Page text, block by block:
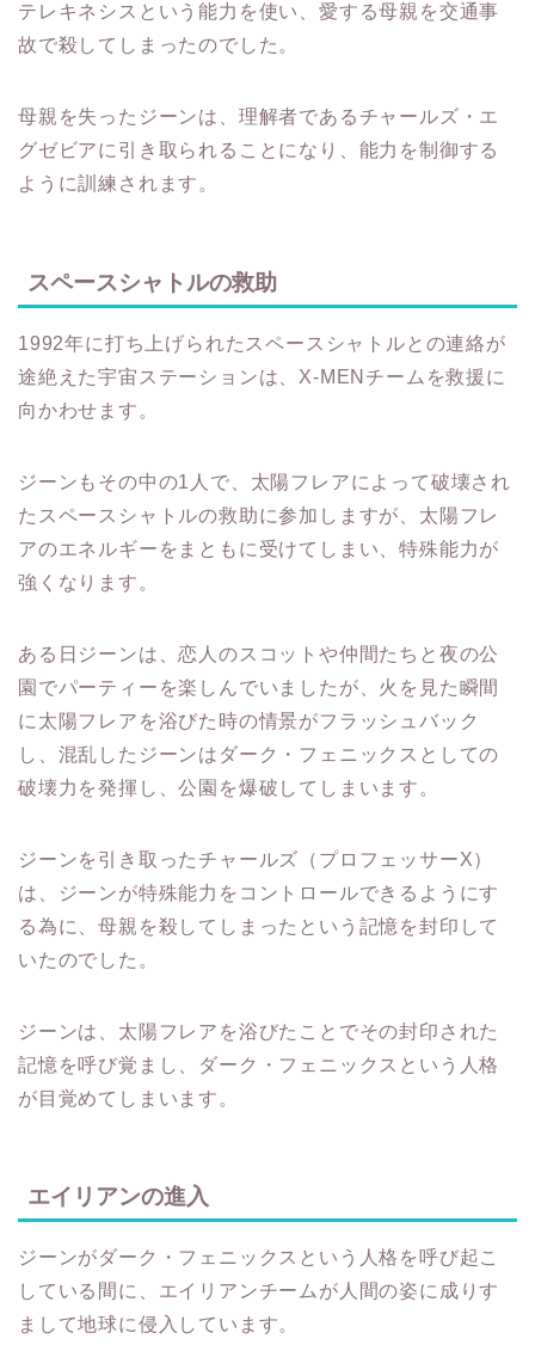
テレキネシスという能力を使い、愛する母親を交通事
故で殺してしまったのでした。
母親を失ったジーンは、理解者であるチャールズ・エ
グゼビアに引き取られることになり、能力を制御する
ように訓練されます。
スペースシャトルの救助
1992年に打ち上げられたスペースシャトルとの連絡が
途絶えた宇宙ステーションは、X-MENチームを救援に
向かわせます。
ジーンもその中の1人で、太陽フレアによって破壊され
たスペースシャトルの救助に参加しますが、太陽フレ
アのエネルギーをまともに受けてしまい、特殊能力が
強くなります。
ある日ジーンは、恋人のスコットや仲間たちと夜の公
園でパーティーを楽しんでいましたが、火を見た瞬間
に太陽フレアを浴びた時の情景がフラッシュバック
し、混乱したジーンはダーク・フェニックスとしての
破壊力を発揮し、公園を爆破してしまいます。
ジーンを引き取ったチャールズ（プロフェッサーX）
は、ジーンが特殊能力をコントロールできるようにす
る為に、母親を殺してしまったという記憶を封印して
いたのでした。
ジーンは、太陽フレアを浴びたことでその封印された
記憶を呼び覚まし、ダーク・フェニックスという人格
が目覚めてしまいます。
エイリアンの進入
ジーンがダーク・フェニックスという人格を呼び起こ
している間に、エイリアンチームが人間の姿に成りす
まして地球に侵入しています。